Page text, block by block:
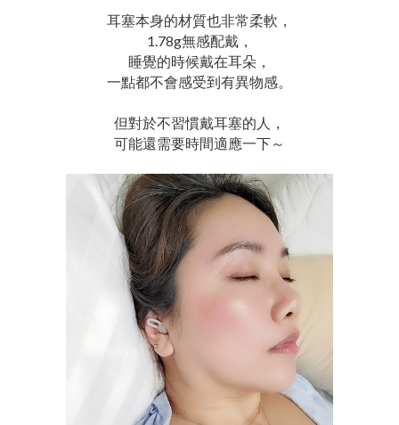
耳塞本身的材質也非常柔軟，
1.78g無感配戴，
睡覺的時候戴在耳朵，
一點都不會感受到有異物感。
但對於不習慣戴耳塞的人，
可能還需要時間適應一下～